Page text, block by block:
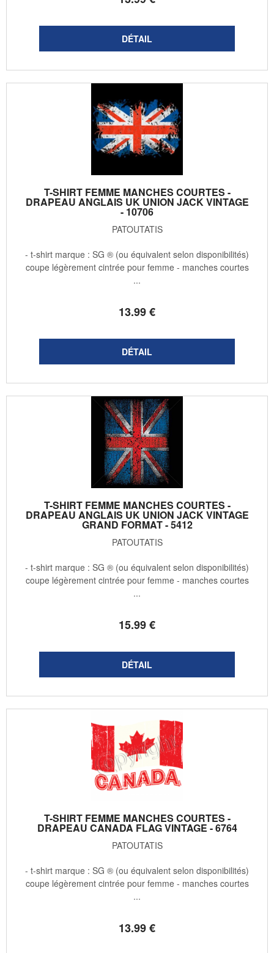
T-SHIRT FEMME MANCHES COURTES -
DRAPEAU ANGLAIS UK UNION JACK VINTAGE
- 10706
PATOUTATIS
13.99€
- t-shirt marque : SG ® (ou équivalent selon disponibilités)
coupe légèrement cintrée pour femme - manches courtes
...
T-SHIRT FEMME MANCHES COURTES -
DRAPEAU ANGLAIS UK UNION JACK VINTAGE
GRAND FORMAT - 5412
PATOUTATIS
15.99€
- t-shirt marque : SG ® (ou équivalent selon disponibilités)
coupe légèrement cintrée pour femme - manches courtes
...
T-SHIRT FEMME MANCHES COURTES -
DRAPEAU CANADA FLAG VINTAGE - 6764
PATOUTATIS
13.99€
- t-shirt marque : SG ® (ou équivalent selon disponibilités)
coupe légèrement cintrée pour femme - manches courtes
...